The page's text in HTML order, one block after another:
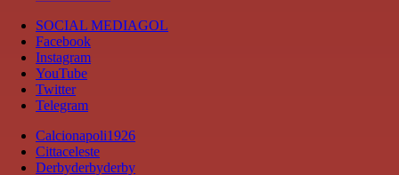
SOCIAL MEDIAGOL
Facebook
Instagram
YouTube
Twitter
Telegram
Calcionapoli1926
Cittaceleste
Derbyderbyderby